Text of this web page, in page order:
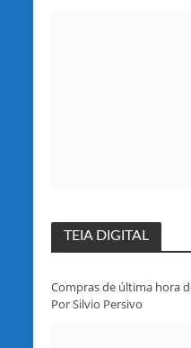
TEIA DIGITAL
Compras de última hora
Por Silvio Persivo